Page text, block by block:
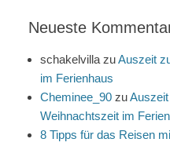
Neueste
schakelvilla zuAuszeit
im Ferienhaus
Cheminee_90 zu
Weihnachtszeit im
8 Tipps für das Reisen